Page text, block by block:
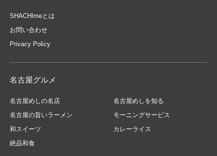
SHACHImeとは
お問い合わせ
Privacy Policy
名古屋グルメ
名古屋めしの名店
名古屋めしを知る
名古屋の旨いラーメン
モーニングサービス
和スイーツ
カレーライス
絶品和食